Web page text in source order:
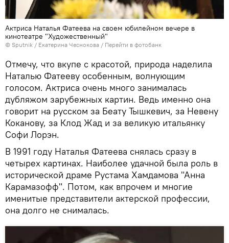
Актриса Наталья Фатеева на своем юбилейном вечере в
кинотеатре "Художественный"
© Sputnik / Екатерина Чеснокова / Перейти в фотобанк
Отмечу, что вкупе с красотой, природа наделила
Наталью Фатееву особенным, волнующим
голосом. Актриса очень много занималась
дубляжом зарубежных картин. Ведь именно она
говорит на русском за Беату Тышкевич, за Невену
Коканову, за Клод Жад и за великую итальянку
Софи Лорэн.
В 1991 году Наталья Фатеева снялась сразу в
четырех картинах. Наиболее удачной была роль в
исторической драме Рустама Хамдамова "Анна
Карамазофф". Потом, как впрочем и многие
именитые представители актерской профессии,
она долго не снималась.